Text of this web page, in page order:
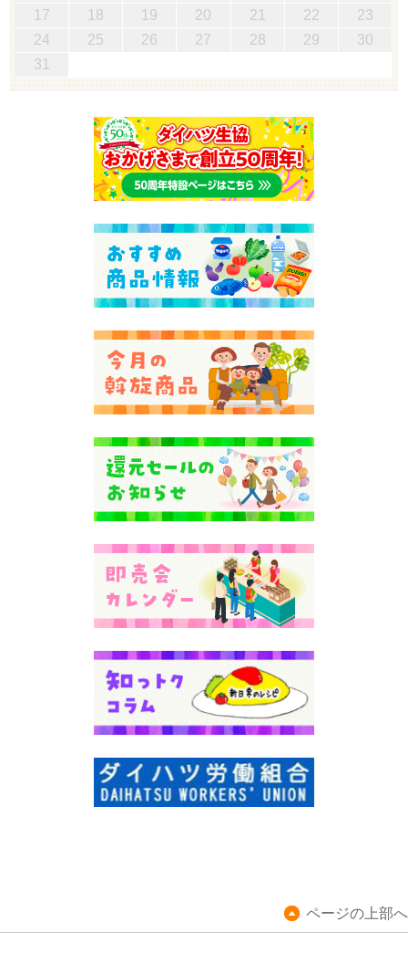
17
18 19 20 21 22
23
24
25 26 27 28 29
30
31
ページの上部へ